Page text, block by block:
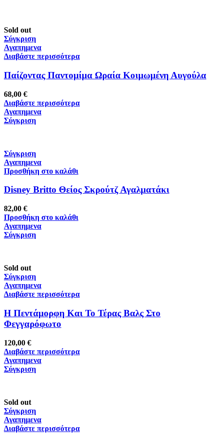
Sold out
Σύγκριση
Αγαπημενα
Διαβάστε περισσότερα
Παίζοντας Παντομίμα Ωραία Κοιμωμένη Αυγούλα
68,00 €
Διαβάστε περισσότερα
Αγαπημενα
Σύγκριση
Σύγκριση
Αγαπημενα
Προσθήκη στο καλάθι
Disney Britto Θείος Σκρούτζ Αγαλματάκι
82,00 €
Προσθήκη στο καλάθι
Αγαπημενα
Σύγκριση
Sold out
Σύγκριση
Αγαπημενα
Διαβάστε περισσότερα
Η Πεντάμορφη Και Το Τέρας Βαλς Στο
Φεγγαρόφωτο
120,00 €
Διαβάστε περισσότερα
Αγαπημενα
Σύγκριση
Sold out
Σύγκριση
Αγαπημενα
Διαβάστε περισσότερα